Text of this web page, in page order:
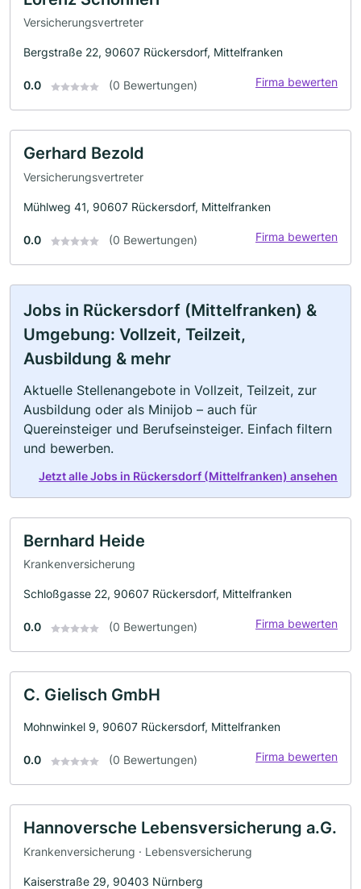
Versicherungsvertreter
Bergstraße 22, 90607 Rückersdorf, Mittelfranken
0.0 (0 Bewertungen) Firma bewerten
Gerhard Bezold
Versicherungsvertreter
Mühlweg 41, 90607 Rückersdorf, Mittelfranken
0.0 (0 Bewertungen) Firma bewerten
Jobs in Rückersdorf (Mittelfranken) &
Umgebung: Vollzeit, Teilzeit,
Ausbildung & mehr
Aktuelle Stellenangebote in Vollzeit, Teilzeit, zur
Ausbildung oder als Minijob – auch für
Quereinsteiger und Berufseinsteiger. Einfach filtern
und bewerben.
Jetzt alle Jobs in Rückersdorf (Mittelfranken) ansehen
Bernhard Heide
Krankenversicherung
Schloßgasse 22, 90607 Rückersdorf, Mittelfranken
0.0 (0 Bewertungen) Firma bewerten
C. Gielisch GmbH
Mohnwinkel 9, 90607 Rückersdorf, Mittelfranken
0.0 (0 Bewertungen) Firma bewerten
Hannoversche Lebensversicherung a.G.
Krankenversicherung · Lebensversicherung
Kaiserstraße 29, 90403 Nürnberg